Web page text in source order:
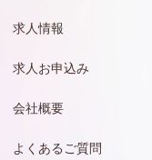
求人情報
求人お申込み
会社概要
よくあるご質問